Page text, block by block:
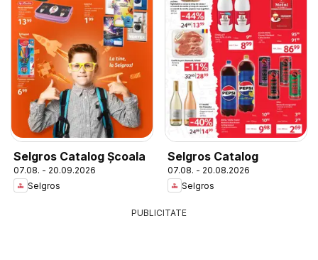
Selgros Catalog Şcoala
07.08. - 20.09.2026
Selgros
Selgros Catalog
07.08. - 20.08.2026
Selgros
PUBLICITATE